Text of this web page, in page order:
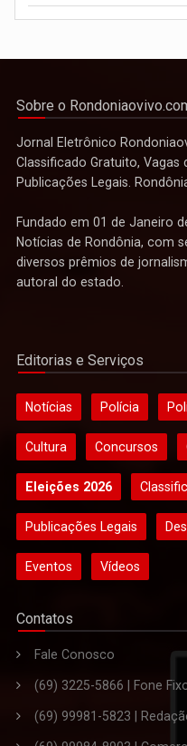
Sobre o
Jornal Eletrônico
Classificado Gratuito, Vagas
Publicações Legais.
Fundado em 01 de Janeiro
Notícias de Rondônia, com
diversos prêmios de
autoral do estado.
Editorias e Serviços
Notícias Polícia
Cultura Concursos
Eleições 2026
Publicações Legais
Eventos Vídeos
Contatos
Fale Conosco
(69) 3225-5866 | Fone
(69) 99981-5823 |